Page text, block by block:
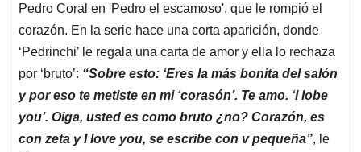
Pedro Coral en 'Pedro el escamoso', que le rompió el
corazón. En la serie hace una corta aparición, donde
‘Pedrinchi’ le regala una carta de amor y ella lo rechaza
por ‘bruto’: “Sobre esto: ‘Eres la más bonita del salón
y por eso te metiste en mi ‘corasón’. Te amo. ‘I lobe
you’. Oiga, usted es como bruto ¿no? Corazón, es
con zeta y I love you, se escribe con v pequeña”, le